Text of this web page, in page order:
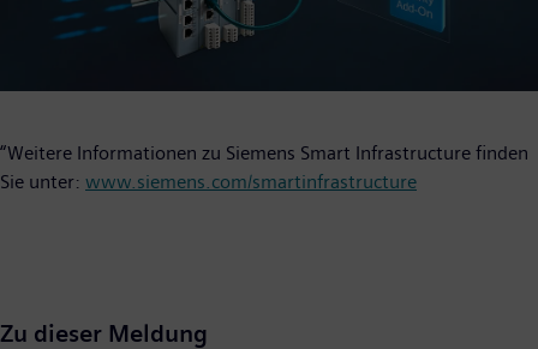
“Weitere Informationen zu Siemens Smart Infrastructure finden
Sie unter: www.siemens.com/smartinfrastructure
Zu dieser Meldung